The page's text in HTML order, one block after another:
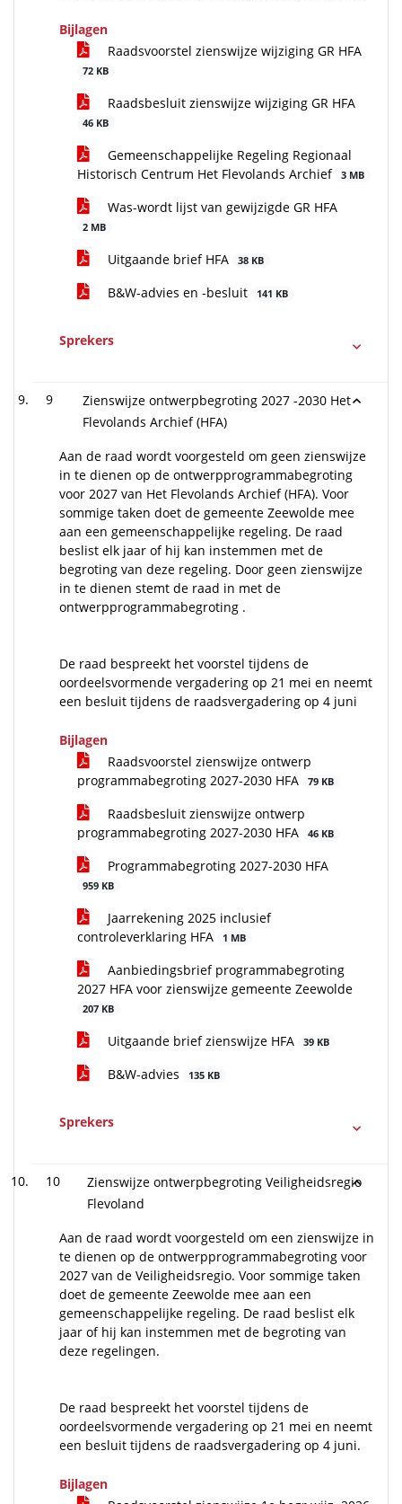
Bijlagen
Raadsvoorstel zienswijze wijziging GR HFA
72 KB
Raadsbesluit zienswijze wijziging GR HFA
46 KB
Gemeenschappelijke Regeling Regionaal
Historisch Centrum Het Flevolands Archief
3 MB
Was-wordt lijst van gewijzigde GR HFA
2 MB
Uitgaande brief HFA 38 KB
B&W-advies en -besluit 141 KB
Sprekers
9
Zienswijze ontwerpbegroting 2027 -2030 Het
Flevolands Archief (HFA)
Aan de raad wordt voorgesteld om geen zienswijze
in te dienen op de ontwerpprogrammabegroting
voor 2027 van Het Flevolands Archief (HFA). Voor
sommige taken doet de gemeente Zeewolde mee
aan een gemeenschappelijke regeling. De raad
beslist elk jaar of hij kan instemmen met de
begroting van deze regeling. Door geen zienswijze
in te dienen stemt de raad in met de
ontwerpprogrammabegroting .
De raad bespreekt het voorstel tijdens de
oordeelsvormende vergadering op 21 mei en neemt
een besluit tijdens de raadsvergadering op 4 juni
Bijlagen
Raadsvoorstel zienswijze ontwerp
programmabegroting 2027-2030 HFA
79 KB
Raadsbesluit zienswijze ontwerp
programmabegroting 2027-2030 HFA
46 KB
Programmabegroting 2027-2030 HFA
959 KB
Jaarrekening 2025 inclusief
controleverklaring HFA
1 MB
Aanbiedingsbrief programmabegroting
2027 HFA voor zienswijze gemeente Zeewolde
207 KB
Uitgaande brief zienswijze HFA 39 KB
B&W-advies 135 KB
Sprekers
10
Zienswijze ontwerpbegroting Veiligheidsregio
Flevoland
Aan de raad wordt voorgesteld om een zienswijze in
te dienen op de ontwerpprogrammabegroting voor
2027 van de Veiligheidsregio. Voor sommige taken
doet de gemeente Zeewolde mee aan een
gemeenschappelijke regeling. De raad beslist elk
jaar of hij kan instemmen met de begroting van
deze regelingen.
De raad bespreekt het voorstel tijdens de
oordeelsvormende vergadering op 21 mei en neemt
een besluit tijdens de raadsvergadering op 4 juni.
Bijlagen